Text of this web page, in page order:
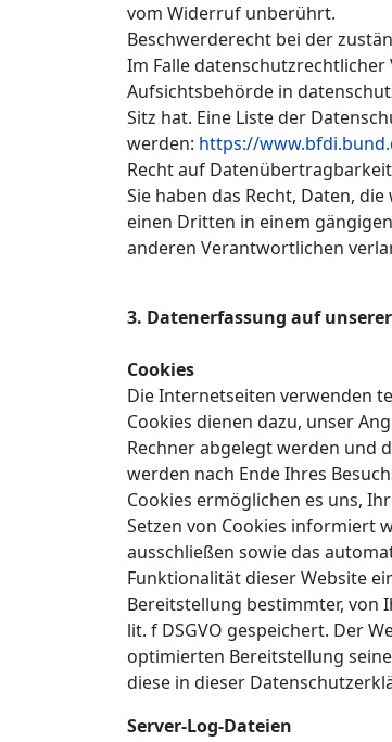
vom Widerruf unberührt.
Beschwerderecht bei der
Im Falle
Aufsichtsbehörde in
Sitz hat. Eine Liste der
werden: https://
Recht auf Datenübertragbarkeit
Sie haben das Recht, Daten,
einen Dritten in einem
anderen Verantwortlichen
3. Datenerfassung auf
Cookies
Die Internetseiten verwenden
Cookies dienen dazu, unser
Rechner abgelegt werden und
werden nach Ende Ihres
Cookies ermöglichen es uns,
Setzen von Cookies informiert
ausschließen sowie das
Funktionalität dieser Website
Bereitstellung bestimmter, von
lit. f DSGVO gespeichert. Der
optimierten Bereitstellung
diese in dieser
Server-Log-Dateien